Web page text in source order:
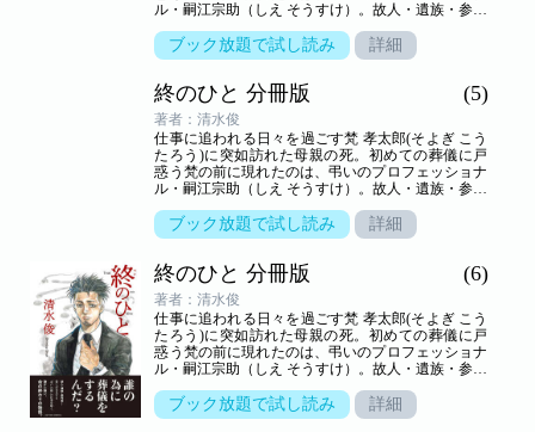
ル・嗣江宗助（しえ そうすけ）。故人・遺族・参列
世界を新鋭が描き出す――命の終わりのヒューマン
ドラマ。
ブック放題で試し読み 詳細
終のひと 分冊版 (5)
著者：清水俊
仕事に追われる日々を過ごす梵 孝太郎(そよぎ こう
たろう)に突如訪れた母親の死。初めての葬儀に戸
惑う梵の前に現れたのは、弔いのプロフェッショナ
ル・嗣江宗助（しえ そうすけ）。故人・遺族・参列
世界を新鋭が描き出す――命の終わりのヒューマン
ドラマ。
ブック放題で試し読み 詳細
終のひと 分冊版 (6)
著者：清水俊
仕事に追われる日々を過ごす梵 孝太郎(そよぎ こう
たろう)に突如訪れた母親の死。初めての葬儀に戸
惑う梵の前に現れたのは、弔いのプロフェッショナ
ル・嗣江宗助（しえ そうすけ）。故人・遺族・参列
世界を新鋭が描き出す――命の終わりのヒューマン
ドラマ。
ブック放題で試し読み 詳細